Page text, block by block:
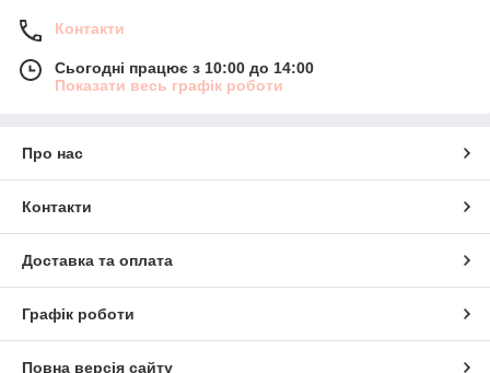
Контакти
Сьогодні працює з 10:00 до 14:00
Показати весь графік роботи
Про нас
Контакти
Доставка та оплата
Графік роботи
Повна версія сайту